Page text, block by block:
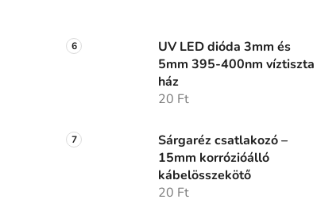
UV LED dióda 3mm és
5mm 395-400nm víztiszta
ház
20 Ft
Sárgaréz csatlakozó –
15mm korrózióálló
kábelösszekötő
20 Ft